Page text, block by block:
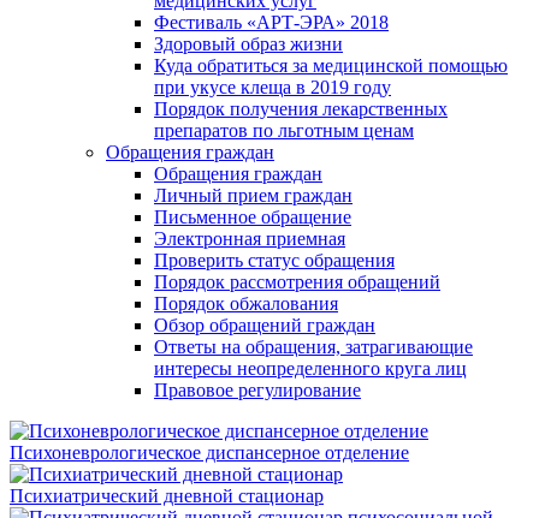
Фестиваль «АРТ-ЭРА» 2018
Здоровый образ жизни
Куда обратиться за медицинской помощью
при укусе клеща в 2019 году
Порядок получения лекарственных
препаратов по льготным ценам
Обращения граждан
Обращения граждан
Личный прием граждан
Письменное обращение
Электронная приемная
Проверить статус обращения
Порядок рассмотрения обращений
Порядок обжалования
Обзор обращений граждан
Ответы на обращения, затрагивающие
интересы неопределенного круга лиц
Правовое регулирование
Психоневрологическое диспансерное отделение
Психиатрический дневной стационар